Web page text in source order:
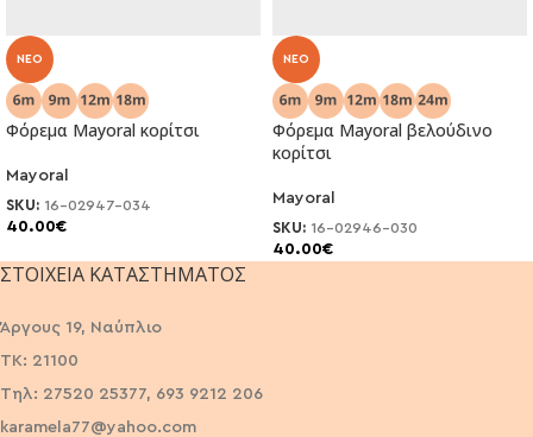
NEO
Φόρεμα Mayoral κορίτσι
Mayoral
SKU: 16-02947-034
40.00€
NEO
Φόρεμα Mayoral βελούδινο
κορίτσι
Mayoral
SKU: 16-02946-030
40.00€
ΣΤΟΙΧΕΊΑ ΚΑΤΑΣΤΉΜΑΤΟΣ
Άργους 19, Ναύπλιο
ΤΚ: 21100
Τηλ: 27520 25377, 693 9212 206
karamela77@yahoo.com